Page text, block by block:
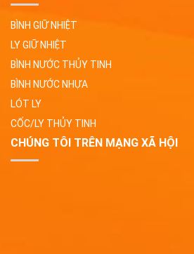
BÌNH GIỮ NHIỆT
LY GIỮ NHIỆT
BÌNH NƯỚC THỦY TINH
BÌNH NƯỚC NHỰA
LÓT LY
CỐC/LY THỦY TINH
CHÚNG TÔI TRÊN MẠNG XÃ HỘI